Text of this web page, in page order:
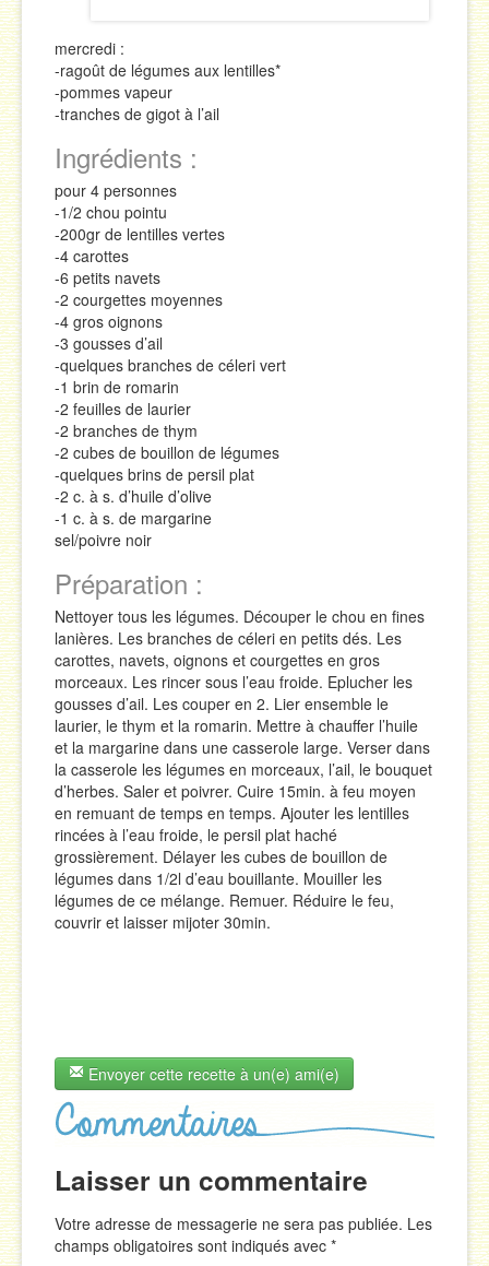
mercredi :
-ragoût de légumes aux lentilles*
-pommes vapeur
-tranches de gigot à l’ail
Ingrédients :
pour 4 personnes
-1/2 chou pointu
-200gr de lentilles vertes
-4 carottes
-6 petits navets
-2 courgettes moyennes
-4 gros oignons
-3 gousses d’ail
-quelques branches de céleri vert
-1 brin de romarin
-2 feuilles de laurier
-2 branches de thym
-2 cubes de bouillon de légumes
-quelques brins de persil plat
-2 c. à s. d’huile d’olive
-1 c. à s. de margarine
sel/poivre noir
Préparation :
Nettoyer tous les légumes. Découper le chou en fines
lanières. Les branches de céleri en petits dés. Les
carottes, navets, oignons et courgettes en gros
morceaux. Les rincer sous l’eau froide. Eplucher les
gousses d’ail. Les couper en 2. Lier ensemble le
laurier, le thym et la romarin. Mettre à chauffer l’huile
et la margarine dans une casserole large. Verser dans
la casserole les légumes en morceaux, l’ail, le bouquet
d’herbes. Saler et poivrer. Cuire 15min. à feu moyen
en remuant de temps en temps. Ajouter les lentilles
rincées à l’eau froide, le persil plat haché
grossièrement. Délayer les cubes de bouillon de
légumes dans 1/2l d’eau bouillante. Mouiller les
légumes de ce mélange. Remuer. Réduire le feu,
couvrir et laisser mijoter 30min.
Envoyer cette recette à un(e) ami(e)
Laisser un commentaire
Votre adresse de messagerie ne sera pas publiée. Les
champs obligatoires sont indiqués avec *